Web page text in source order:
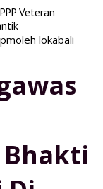
Veteran
oleh lokabali